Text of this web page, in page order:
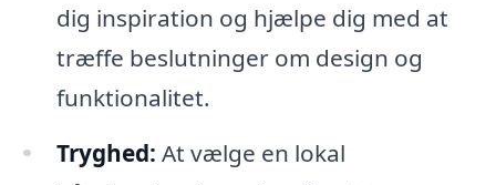
dig inspiration og hjælpe dig med at
træffe beslutninger om design og
funktionalitet.
Tryghed: At vælge en lokal